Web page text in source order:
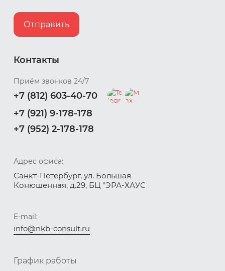
Контакты
Приём звонков 24/7
+7 (812) 603-40-70
+7 (921) 9-178-178
+7 (952) 2-178-178
Адрес офиса:
Санкт-Петербург, ул. Большая
Конюшенная, д.29, БЦ "ЭРА-ХАУС
E-mail:
info@nkb-consult.ru
График работы
Отправить